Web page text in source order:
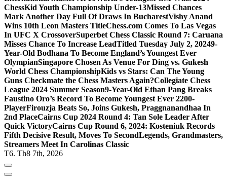
ChessKid Youth Championship Under-13Missed Chances
Mark Another Day Full Of Draws In BucharestVishy Anand
Wins 10th Leon Masters TitleChess.com Comes To Las Vegas
In UFC X CrossoverSuperbet Chess Classic Round 7: Caruana
Misses Chance To Increase LeadTitled Tuesday July 2, 20249-
Year-Old Bodhana To Become England’s Youngest Ever
OlympianSingapore Chosen As Venue For Ding vs. Gukesh
World Chess ChampionshipKids vs Stars: Can The Young
Guns Checkmate the Chess Masters Again?Collegiate Chess
League 2024 Summer Season9-Year-Old Ethan Pang Breaks
Faustino Oro’s Record To Become Youngest Ever 2200-
PlayerFirouzja Beats So, Joins Gukesh, Praggnanandhaa In
2nd PlaceCairns Cup 2024 Round 4: Tan Sole Leader After
Quick VictoryCairns Cup Round 6, 2024: Kosteniuk Records
Fifth Decisive Result, Moves To SecondLegends, Grandmasters,
Streamers Meet In Carolinas Classic
T6. Th8 7th, 2026